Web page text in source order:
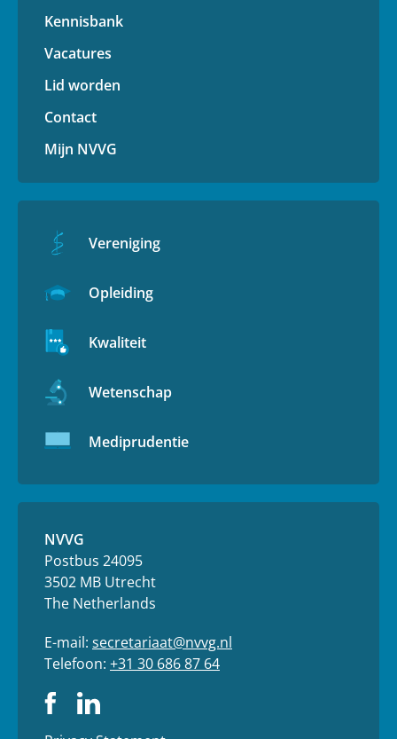
Kennisbank
Vacatures
Lid worden
Contact
Mijn NVVG
Vereniging
Opleiding
Kwaliteit
Wetenschap
Mediprudentie
NVVG
Postbus 24095
3502 MB Utrecht
The Netherlands
E-mail: secretariaat@nvvg.nl
Telefoon: +31 30 686 87 64